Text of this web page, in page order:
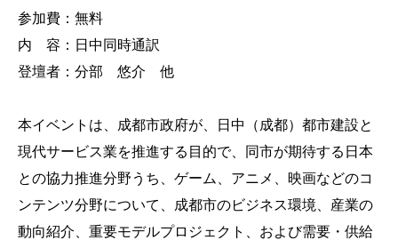
参加費：無料
内 容：日中同時通訳
登壇者：分部 悠介 他
本イベントは、成都市政府が、日中（成都）都市建設と
現代サービス業を推進する目的で、同市が期待する日本
との協力推進分野うち、ゲーム、アニメ、映画などのコ
ンテンツ分野について、成都市のビジネス環境、産業の
動向紹介、重要モデルプロジェクト、および需要・供給